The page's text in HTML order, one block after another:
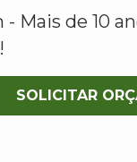
- Mais de 10
SOLICITAR